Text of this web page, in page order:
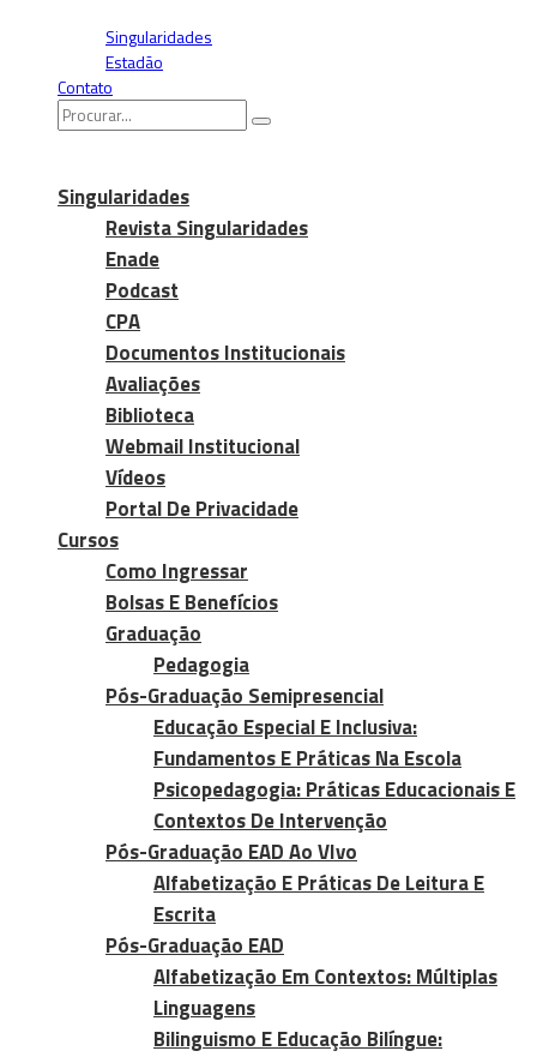
Singularidades
Estadão
Contato
Singularidades
Revista Singularidades
Enade
Podcast
CPA
Documentos Institucionais
Avaliações
Biblioteca
Webmail Institucional
Vídeos
Portal De Privacidade
Cursos
Como Ingressar
Bolsas E Benefícios
Graduação
Pedagogia
Pós-Graduação Semipresencial
Educação Especial E Inclusiva:
Fundamentos E Práticas Na Escola
Psicopedagogia: Práticas Educacionais E
Contextos De Intervenção
Pós-Graduação EAD Ao VIvo
Alfabetização E Práticas De Leitura E
Escrita
Pós-Graduação EAD
Alfabetização Em Contextos: Múltiplas
Linguagens
Bilinguismo E Educação Bilíngue: